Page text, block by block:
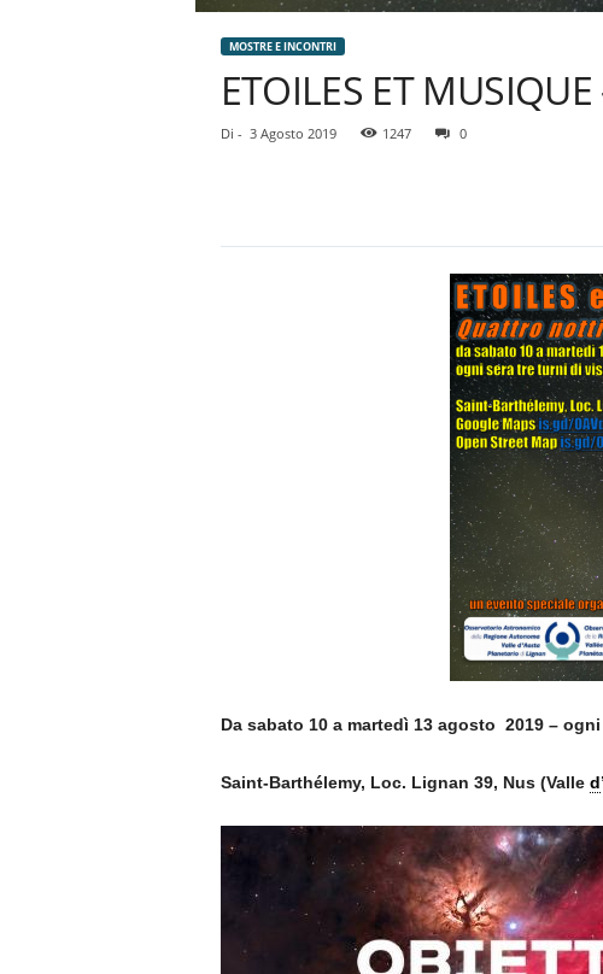
MOSTRE E INCONTRI
ETOILES ET
Di - 3 Agosto 2019 1247 0
Da sabato 10 a martedì 13 agosto 2019 –
Saint-Barthélemy, Loc. Lignan 39, Nus (Valle d